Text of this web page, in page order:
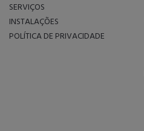
SERVIÇOS
INSTALAÇÕES
POLÍTICA DE PRIVACIDADE